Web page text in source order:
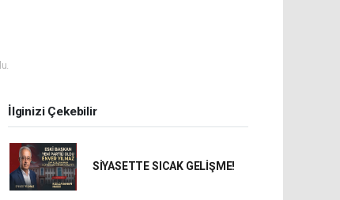
İlginizi Çekebilir
SİYASETTE SICAK GELİŞME!